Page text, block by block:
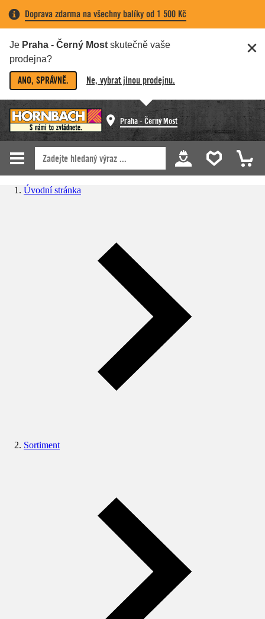
Doprava zdarma na všechny balíky od 1 500 Kč
Je Praha - Černý Most skutečně vaše
prodejna?
ANO, SPRÁVNĚ. Ne, vybrat jinou prodejnu.
Praha - Černý Most
Úvodní stránka
Sortiment